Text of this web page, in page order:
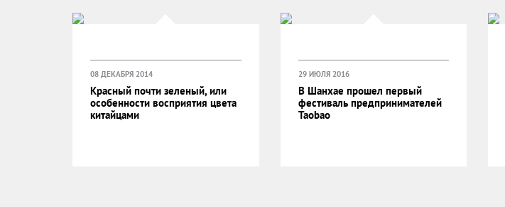
08 ДЕКАБРЯ 2014
Красный почти зеленый, или
особенности восприятия цвета
китайцами
29 ИЮЛЯ 2016
В Шанхае прошел первый
фестиваль предпринимателей
Taobao